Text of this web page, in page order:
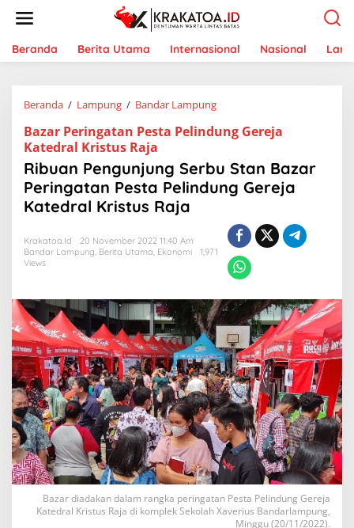
t
Beranda Berita Utama Internasional Nasional
Beranda / Lampung / Bandar Lampung
b
n
P
u
n
g
e
r
b
u
S
t
a
n
B
a
z
a
r
Bazar Peringatan Pesta Pelindung Gereja
Katedral Kristus Raja
Ribuan Pengunjung Serbu Stan Bazar
Peringatan Pesta Pelindung Gereja
Katedral Kristus Raja
Krakatoa.id
20 November 2022 11:40 Am
Bandar Lampung, Berita Utama, Ekonomi
1,971
Views
Bazar diadakan dalam rangka peringatan Pesta Pelindung Gereja
Katedral Kristus Raja di komplek Sekolah Xaverius Bandarlampung,
Minggu (20/11/2022).